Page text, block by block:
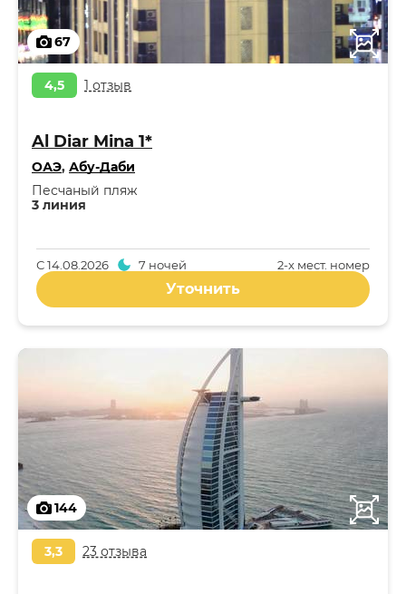
67
4,5 1 отзыв
Al Diar Mina 1*
ОАЭ, Абу-Даби
3 линия
Песчаный пляж
2-x мест. номер
С14.08.2026 7 ночей
Уточнить
144
3,3 23 отзыва